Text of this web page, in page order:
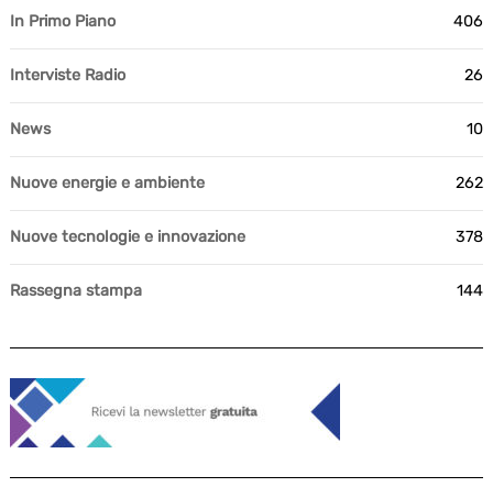
In Primo Piano 406
Interviste Radio 26
News 10
Nuove energie e ambiente 262
Nuove tecnologie e innovazione 378
Rassegna stampa 144